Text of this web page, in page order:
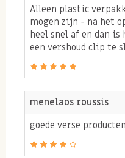
Cashewnotencake
Cashewnotenrosti
Allergenen:
Kan TARWE, HAVER, andere
Alleen plastic
mogen zijn - na het
heel snel af en dan
een vershoud clip te
menelaos roussis
goede verse producten